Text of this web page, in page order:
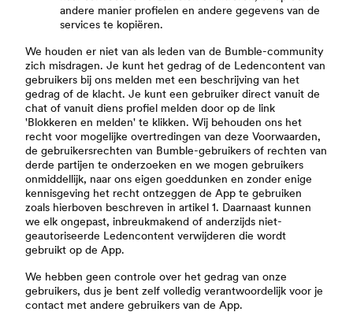
andere manier profielen en andere gegevens van de
services te kopiëren.
We houden er niet van als leden van de Bumble-community
zich misdragen. Je kunt het gedrag of de Ledencontent van
gebruikers bij ons melden met een beschrijving van het
gedrag of de klacht. Je kunt een gebruiker direct vanuit de
chat of vanuit diens profiel melden door op de link
'Blokkeren en melden' te klikken. Wij behouden ons het
recht voor mogelijke overtredingen van deze Voorwaarden,
de gebruikersrechten van Bumble-gebruikers of rechten van
derde partijen te onderzoeken en we mogen gebruikers
onmiddellijk, naar ons eigen goeddunken en zonder enige
kennisgeving het recht ontzeggen de App te gebruiken
zoals hierboven beschreven in artikel 1. Daarnaast kunnen
we elk ongepast, inbreukmakend of anderzijds niet-
geautoriseerde Ledencontent verwijderen die wordt
gebruikt op de App.
We hebben geen controle over het gedrag van onze
gebruikers, dus je bent zelf volledig verantwoordelijk voor je
contact met andere gebruikers van de App.